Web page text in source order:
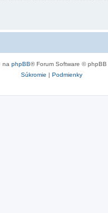
na phpBB® Forum Software © phpBB
Súkromie | Podmienky